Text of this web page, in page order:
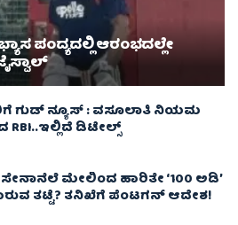
ಪಂದ್ಯದಲ್ಲಿ ಆರಂಭದಲ್ಲೇ
ಗುಡ್ ನ್ಯೂಸ್ : ವಸೂಲಾತಿ ನಿಯಮ
ಡಿಟೇಲ್ಸ್
ಮೇಲಿಂದ ಹಾರಿತೇ ‘100 ಅಡಿ’
ತಟ್ಟೆ? ತನಿಖೆಗೆ ಪೆಂಟಗನ್ ಆದೇಶ!